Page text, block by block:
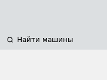
Найти машины